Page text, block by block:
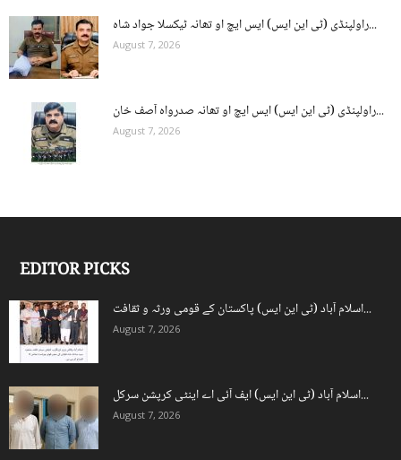
راولپنڈی (ٹی این ایس) ایس ایچ او تھانہ ٹیکسلا جواد شاہ...
August 7, 2026
راولپنڈی (ٹی این ایس) ایس ایچ او تھانہ صدرواہ آصف خان...
August 7, 2026
EDITOR PICKS
اسلام آباد (ٹی این ایس) پاکستان کے قومی ورثہ و ثقافت...
August 7, 2026
اسلام آباد (ٹی این ایس) ایف آئی اے اینٹی کرپشن سرکل...
August 7, 2026